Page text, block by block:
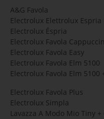
A&G Favola
Electrolux Elettrolux Espria
Electrolux Éspria
Electrolux Favola
Electrolux Favola Easy
Electrolux Favola Elm 5100
Electrolux Favola Elm
Electrolux Favola Plus
Electrolux Simpla
Lavazza A Modo Mio Tiny